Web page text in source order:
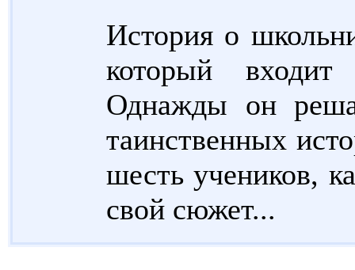
История о
который
Однажды он
таинственных
шесть учеников,
свой сюжет...